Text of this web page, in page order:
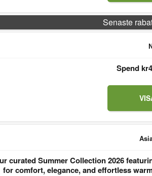
Senaste
Spend
curated Summer Collection 2026
for comfort, elegance, and effortless